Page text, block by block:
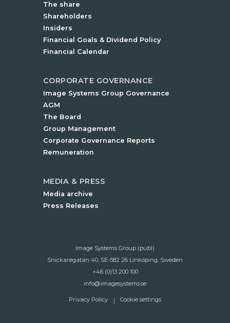
The share
Shareholders
Insiders
Financial Goals & Dividend Policy
Financial Calendar
CORPORATE GOVERNANCE
Image Systems Group Governance
AGM
The Board
Group Management
Corporate Governance Reports
Remuneration
MEDIA & PRESS
Media archive
Press Releases
Image Systems Group (publ)
Snickaregatan 40, SE-582 26 Linköping, Sweden
+46 (0)13 200 100
info@imagesystems.se
Privacy Policy Cookie settings